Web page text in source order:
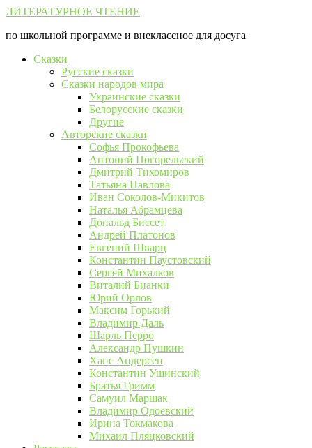
Перейти
контенту
ЛИТЕРАТУРНОЕ ЧТЕНИЕ
по школьной программе и внеклассное для досуга
Сказки
Русские сказки
Сказки народов мира
Украинские сказки
Белорусские сказки
Другие
Авторские сказки
Софья Прокофьева
Антоний Погорельский
Дмитрий Тихомиров
Татьяна Павлова
Иван Соколов-Микитов
Наталья Абрамцева
Дональд Биссет
Андрей Платонов
Евгений Шварц
Константин Паустовский
Сергей Михалков
Виталий Бианки
Юрий Орлов
Максим Горький
Владимир Даль
Шарль Перро
Александр Пушкин
Ханс Андерсен
Константин Ушинский
Братья Гримм
Самуил Маршак
Владимир Одоевский
Ирина Токмакова
Михаил Пляцковский